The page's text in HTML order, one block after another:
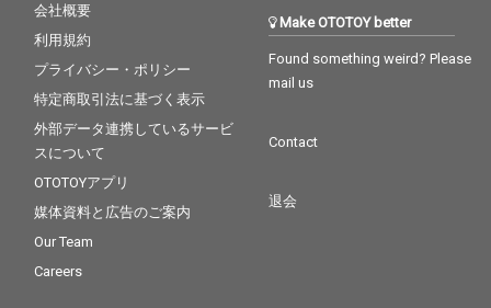
会社概要
利用規約
プライバシー・ポリシー
特定商取引法に基づく表示
外部データ連携しているサービ
スについて
OTOTOYアプリ
媒体資料と広告のご案内
Our Team
Careers
Make OTOTOY better
Found something weird? Please
mail us
Contact
退会